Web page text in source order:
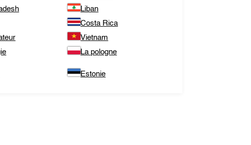
Liban
Costa Rica
Vietnam
La pologne
Estonie